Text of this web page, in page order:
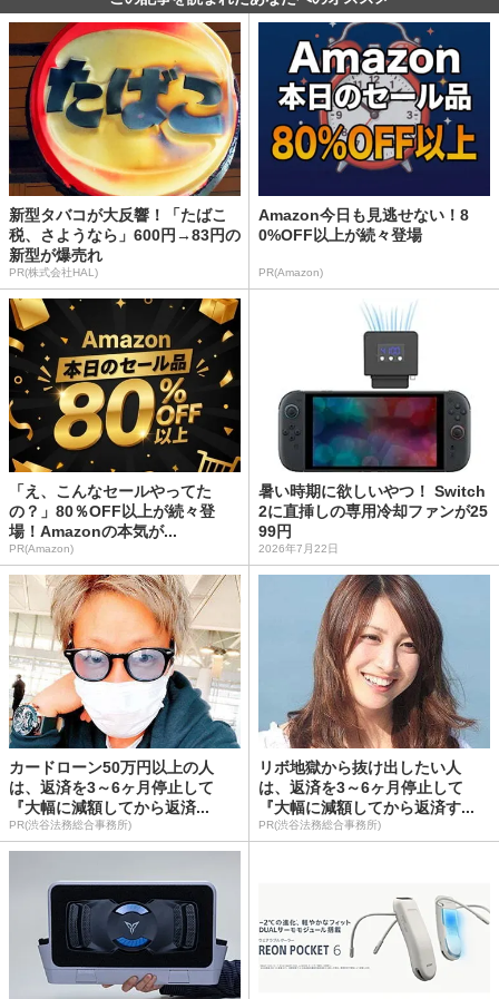
新型タバコが大反響！「たばこ
税、さようなら」600円→83円の
新型が爆売れ
PR(株式会社HAL)
Amazon今日も見逃せない！8
0%OFF以上が続々登場
PR(Amazon)
「え、こんなセールやってた
の？」80％OFF以上が続々登
場！Amazonの本気が...
PR(Amazon)
暑い時期に欲しいやつ！ Switch
2に直挿しの専用冷却ファンが25
99円
2026年7月22日
カードローン50万円以上の人
は、返済を3～6ヶ月停止して
『大幅に減額してから返済...
PR(渋谷法務総合事務所)
リボ地獄から抜け出したい人
は、返済を3～6ヶ月停止して
『大幅に減額してから返済す...
PR(渋谷法務総合事務所)